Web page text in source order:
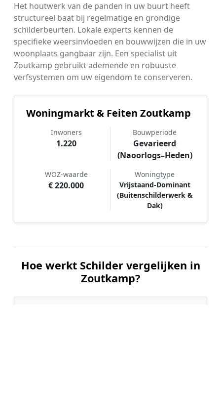
Het houtwerk van de panden in uw buurt heeft
structureel baat bij regelmatige en grondige
schilderbeurten. Lokale experts kennen de
specifieke weersinvloeden en bouwwijzen die in uw
woonplaats gangbaar zijn. Een specialist uit
Zoutkamp gebruikt ademende en robuuste
verfsystemen om uw eigendom te conserveren.
Woningmarkt & Feiten Zoutkamp
Inwoners
1.220
Bouwperiode
Gevarieerd
(Naoorlogs–Heden)
WOZ-waarde
€ 220.000
Woningtype
Vrijstaand-Dominant
(Buitenschilderwerk &
Dak)
Hoe werkt Schilder vergelijken in
Zoutkamp?